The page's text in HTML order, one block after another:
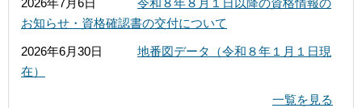
2026年7月6日
令和８年８月１日以降の資格情報の
お知らせ・資格確認書の交付について
2026年6月30日
地番図データ（令和８年１月１日現
在）
一覧を見る